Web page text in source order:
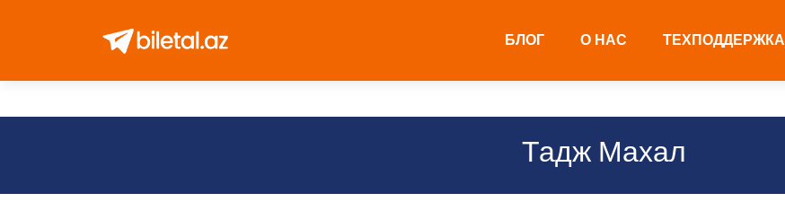
БЛОГ О НАС ТЕХПОДДЕРЖКА
Тадж Махал